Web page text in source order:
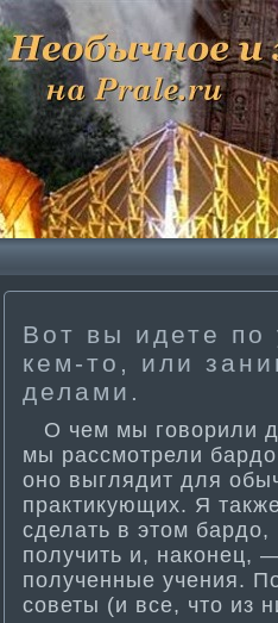
Вот вы идете
кем-то, или
делами.
О чем мы говорили
мы рассмотрели
оно выглядит для
практи­кующих. Я
сделать в этом бардо,
получить и, наконец,
полученные учения.
советы (и все, что из